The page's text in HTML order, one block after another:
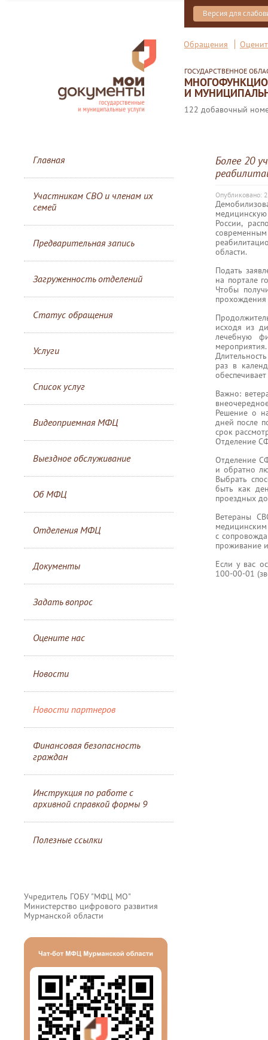
Версия для
Обращения
ГОСУДАРСТВЕННОЕ
И
122 добавочный
Главная
Участникам СВО и членам их
семей
Предварительная запись
Загруженность отделений
Статус обращения
Услуги
Список услуг
Видеоприемная МФЦ
Выездное обслуживание
Об МФЦ
Отделения МФЦ
Документы
Задать вопрос
Оцените нас
Новости
Новости партнеров
Финансовая безопасность
граждан
Инструкция по работе с
архивной справкой формы 9
Полезные ссылки
Учредитель ГОБУ "МФЦ МО"
Министерство цифрового развития
Мурманской области
Более 20
Опубликовано:
России,
области.
Подать
на портале
Чтобы
исходя из
лечебную
мероприятия.
раз в
Важно:
Решение о
дней после
срок
Отделение
Отделение
и обратно
Выбрать
быть как
проездных
Ветераны
с
проживание
Если у вас
100-00-01